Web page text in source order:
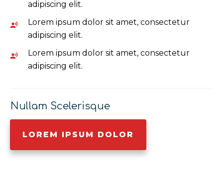
adipiscing elit.
Lorem ipsum dolor sit amet, consectetur
adipiscing elit.
Lorem ipsum dolor sit amet, consectetur
adipiscing elit.
Nullam Scelerisque
LOREM IPSUM DOLOR